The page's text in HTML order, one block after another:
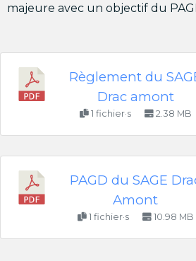
majeure avec un objectif du
Règlement du
Drac amont
1 fichier·s 2.38 MB
PAGD du SAGE
Amont
1 fichier·s 10.98 MB